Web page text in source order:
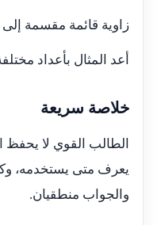
زاوية قائمة مقسمة إلى 25° وx، إذن
أعد المثال بأعداد
خلاصة سريعة
الطالب القوي لا يحفظ
يعرف متى يستخدمه،
والجواب منطقيان.